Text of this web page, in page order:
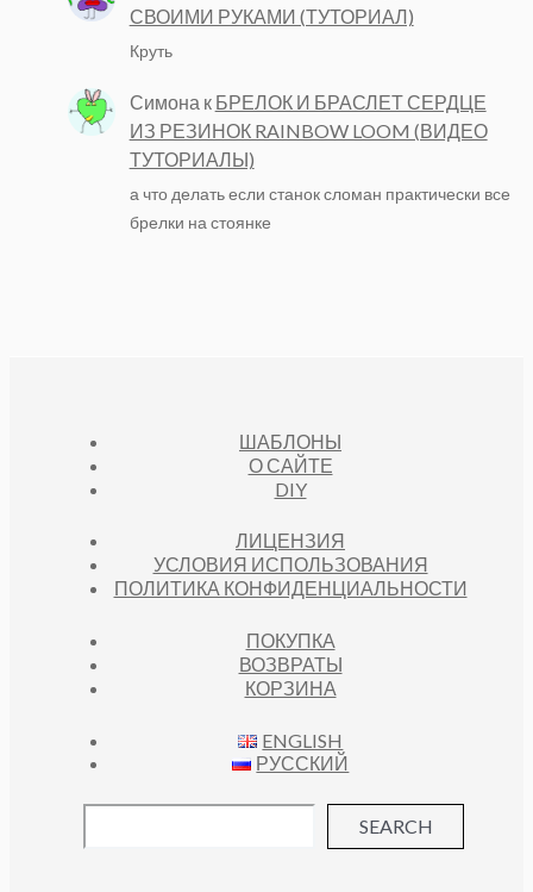
СВОИМИ РУКАМИ (ТУТОРИАЛ)
Круть
Симона к БРЕЛОК И БРАСЛЕТ СЕРДЦЕ
ИЗ РЕЗИНОК RAINBOW LOOM (ВИДЕО
ТУТОРИАЛЫ)
а что делать если станок сломан практически все
брелки на стоянке
ШАБЛОНЫ
О САЙТЕ
DIY
ЛИЦЕНЗИЯ
УСЛОВИЯ ИСПОЛЬЗОВАНИЯ
ПОЛИТИКА КОНФИДЕНЦИАЛЬНОСТИ
ПОКУПКА
ВОЗВРАТЫ
КОРЗИНА
ENGLISH
РУССКИЙ
SEARCH